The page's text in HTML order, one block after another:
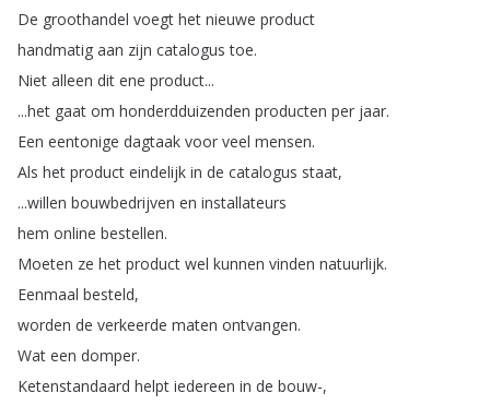
De groothandel voegt het nieuwe product
handmatig aan zijn catalogus toe.
Niet alleen dit ene product...
...het gaat om honderdduizenden producten per jaar.
Een eentonige dagtaak voor veel mensen.
Als het product eindelijk in de catalogus staat,
...willen bouwbedrijven en installateurs
hem online bestellen.
Moeten ze het product wel kunnen vinden natuurlijk.
Eenmaal besteld,
worden de verkeerde maten ontvangen.
Wat een domper.
Ketenstandaard helpt iedereen in de bouw-,